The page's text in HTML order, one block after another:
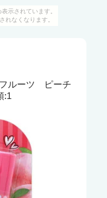
示されています。
れなくなります。
ルーツ ピーチ
:1